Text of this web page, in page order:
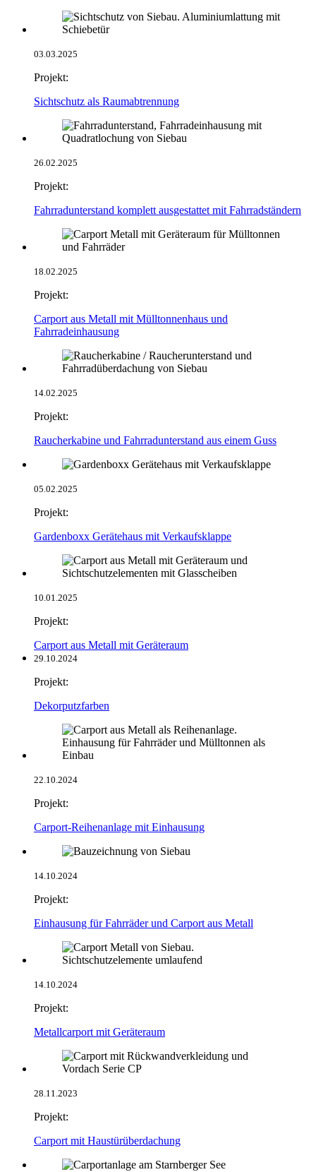
03.03.2025
Projekt:
Sichtschutz als Raumabtrennung
26.02.2025
Projekt:
Fahrradunterstand komplett ausgestattet mit Fahrradständern
18.02.2025
Projekt:
Carport aus Metall mit Mülltonnenhaus und
Fahrradeinhausung
14.02.2025
Projekt:
Raucherkabine und Fahrradunterstand aus einem Guss
05.02.2025
Projekt:
Gardenboxx Gerätehaus mit Verkaufsklappe
10.01.2025
Projekt:
Carport aus Metall mit Geräteraum
29.10.2024
Projekt:
Dekorputzfarben
22.10.2024
Projekt:
Carport-Reihenanlage mit Einhausung
14.10.2024
Projekt:
Einhausung für Fahrräder und Carport aus Metall
14.10.2024
Projekt:
Metallcarport mit Geräteraum
28.11.2023
Projekt:
Carport mit Haustürüberdachung